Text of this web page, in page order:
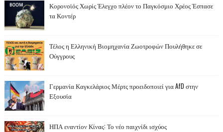
Κορονοϊός Χωρίς Έλεγχο πλέον το Παγκόσμιο Χρέος Έσπασε
τα Κοντέρ
Τέλος η Ελληνική Βιομηχανία Ζωοτροφών Πουλήθηκε σε
Ούγγρους
Γερμανία Καγκελάριος Μέρτς προειδοποιεί για AfD στην
Εξουσία
ΗΠΑ εναντίον Κίνας: Το νέο παιχνίδι ισχύος